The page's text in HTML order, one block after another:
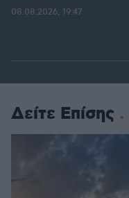
08.08.2026, 19:47
Δείτε Επίσης